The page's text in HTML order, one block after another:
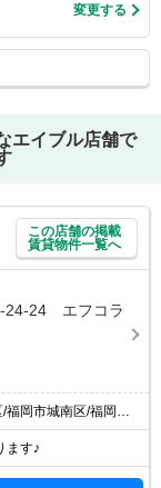
変更する
エイブル店舗で
この店舗の掲載
賃貸物件一覧へ
24-24 エフコラ
福岡市中央区/福岡市博多区/福岡市南区/福岡市城南区/福岡市東区
ます♪